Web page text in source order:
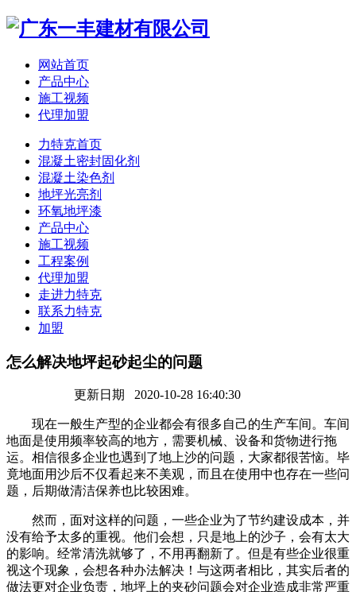
网站首页
产品中心
施工视频
代理加盟
力特克首页
混凝土密封固化剂
混凝土染色剂
地坪光亮剂
环氧地坪漆
产品中心
施工视频
工程案例
代理加盟
走进力特克
联系力特克
加盟
怎么解决地坪起砂起尘的问题
更新日期 2020-10-28 16:40:30
现在一般生产型的企业都会有很多自己的生产车间。车间
地面是使用频率较高的地方，需要机械、设备和货物进行拖
运。相信很多企业也遇到了地上沙的问题，大家都很苦恼。毕
竟地面用沙后不仅看起来不美观，而且在使用中也存在一些问
题，后期做清洁保养也比较困难。
然而，面对这样的问题，一些企业为了节约建设成本，并
没有给予太多的重视。他们会想，只是地上的沙子，会有太大
的影响。经常清洗就够了，不用再翻新了。但是有些企业很重
视这个现象，会想各种办法解决！与这两者相比，其实后者的
做法更对企业负责，地坪上的夹砂问题会对企业造成非常严重